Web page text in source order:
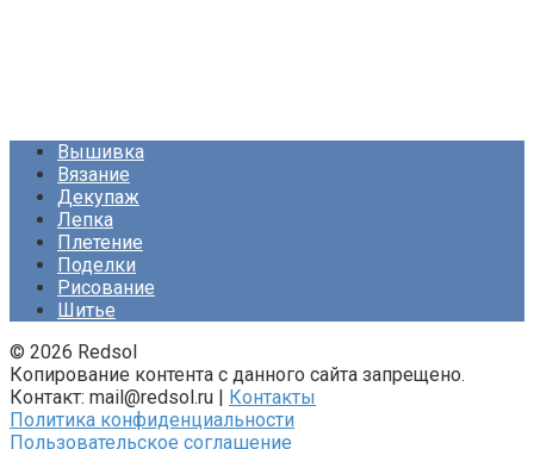
Вышивка
Вязание
Декупаж
Лепка
Плетение
Поделки
Рисование
Шитье
© 2026 Redsol
Копирование контента с данного сайта запрещено.
Контакт: mail@redsol.ru | Контакты
Политика конфиденциальности
Пользовательское соглашение